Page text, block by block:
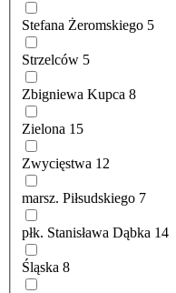
Stefana Żeromskiego 5
Strzelców 5
Zbigniewa Kupca 8
Zielona 15
Zwycięstwa 12
marsz. Piłsudskiego 7
płk. Stanisława Dąbka 14
Śląska 8